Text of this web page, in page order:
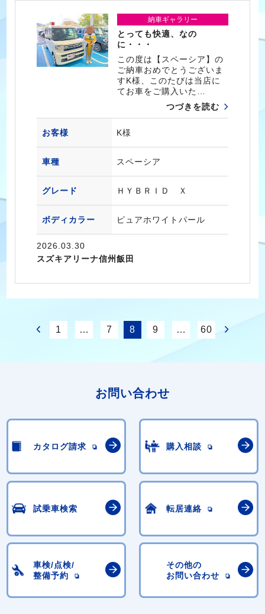
納車ギャラリー
とっても快適、なの
に・・・
この度は【スペーシア】の
ご納車おめでとうございま
すK様、このたびは当店に
てお車をご購入いた…
つづきを読む
お客様 K様
車種 スペーシア
グレード ＨＹＢＲＩＤ Ｘ
ボディカラー ピュアホワイトパール
2026.03.30
スズキアリーナ信州飯田
1 … 7 8 9 … 60
お問い合わせ
カタログ請求 購入相談
試乗車検索 転居連絡
車検/点検/
整備予約
その他の
お問い合わせ